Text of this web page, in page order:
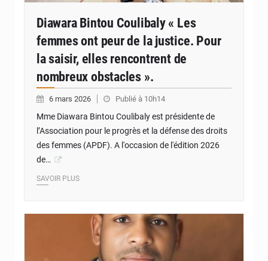
Diawara Bintou Coulibaly « Les
femmes ont peur de la justice. Pour
la saisir, elles rencontrent de
nombreux obstacles ».
6 mars 2026 Publié à 10h14
Mme Diawara Bintou Coulibaly est présidente de
l’Association pour le progrès et la défense des droits
des femmes (APDF). A l'occasion de l'édition 2026
de…
SAVOIR PLUS